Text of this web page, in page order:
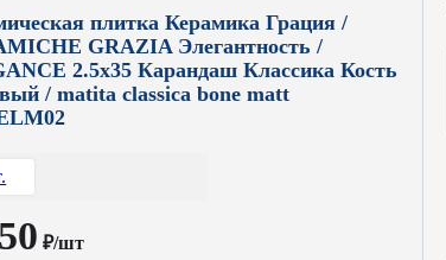
плитка Керамика Грация /
GRAZIA Элегантность /
2.5x35 Карандаш Классика Кость
/ matita classica bone matt
₽/шт